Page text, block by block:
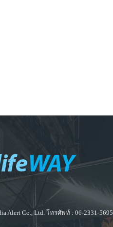
Alert Co., Ltd. โทรศัพท์ : 06-2331-5695